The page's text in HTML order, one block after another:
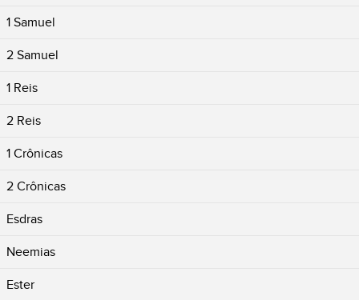
1 Samuel
2 Samuel
1 Reis
2 Reis
1 Crônicas
2 Crônicas
Esdras
Neemias
Ester